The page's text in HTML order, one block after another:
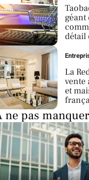
détail
La
vente
et
ne pas manquer